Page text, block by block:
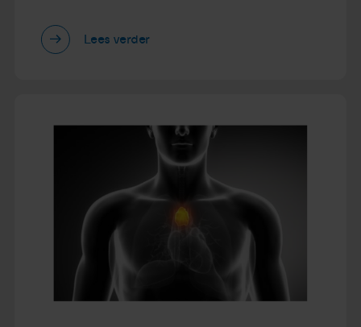
Lees verder